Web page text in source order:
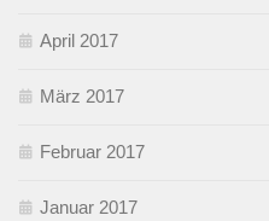
April 2017
März 2017
Februar 2017
Januar 2017